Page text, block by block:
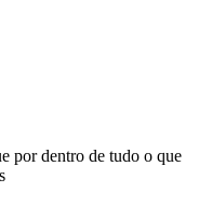
por dentro de tudo o que